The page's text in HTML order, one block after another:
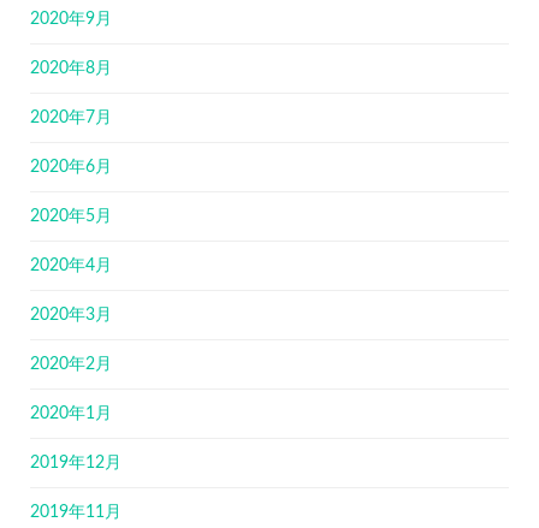
2020年9月
2020年8月
2020年7月
2020年6月
2020年5月
2020年4月
2020年3月
2020年2月
2020年1月
2019年12月
2019年11月